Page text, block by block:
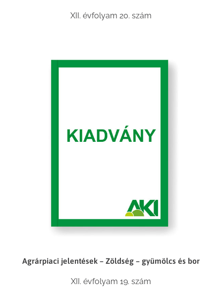
XII. évfolyam 20. szám
Agrárpiaci jelentések – Zöldség – gyümölcs és bor
XII. évfolyam 19. szám